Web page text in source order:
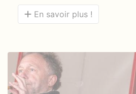
En savoir plus !